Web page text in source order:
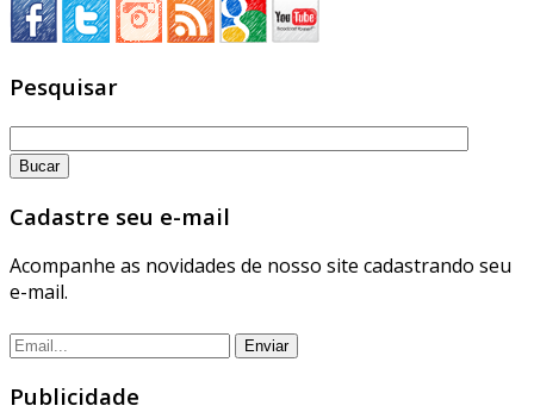
Pesquisar
Cadastre seu e-mail
Acompanhe as novidades de nosso site cadastrando seu
e-mail.
Publicidade